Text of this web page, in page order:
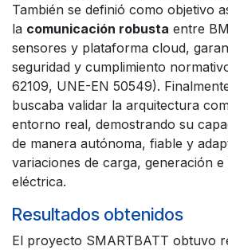
También se definió como objetivo
la comunicación robusta entre
sensores y plataforma cloud,
seguridad y cumplimiento
62109, UNE-EN 50549).
buscaba validar la arquitectura
entorno real, demostrando su
de manera autónoma, fiable y
variaciones de carga, generación
eléctrica.
Resultados obtenidos
El proyecto SMARTBATT obtuvo